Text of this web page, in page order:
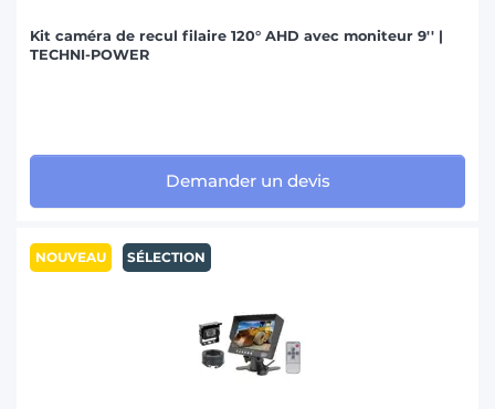
Kit caméra de recul filaire 120° AHD avec moniteur 9'' |
TECHNI-POWER
Demander un devis
NOUVEAU SÉLECTION